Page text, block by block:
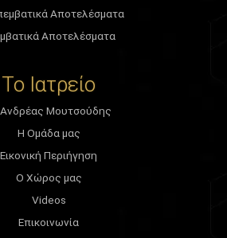
Αποτελέσματα
Αποτελέσματα
Το Ιατρείο
Ανδρέας Μουτσούδης
Η Ομάδα μας
Εικονική Περιήγηση
Ο Χώρος μας
Videos
Επικοινωνία